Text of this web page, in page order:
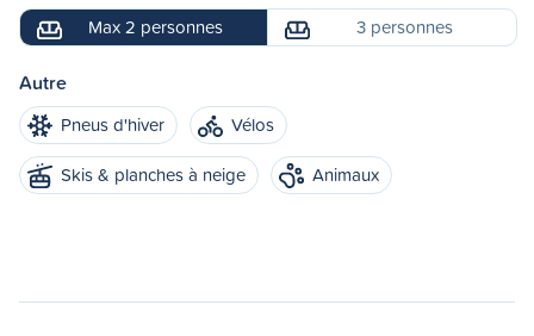
Max 2 personnes 3 personnes
Autre
Pneus d'hiver
Vélos
Skis & planches à neige
Animaux